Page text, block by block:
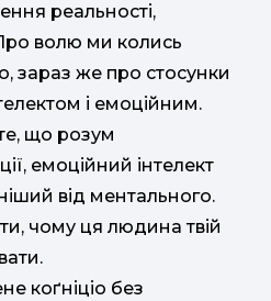
реальності,
волю ми колись
зараз же про стосунки
і емоційним.
що розум
емоційний інтелект
від ментального.
чому ця людина твій
коґніціо без